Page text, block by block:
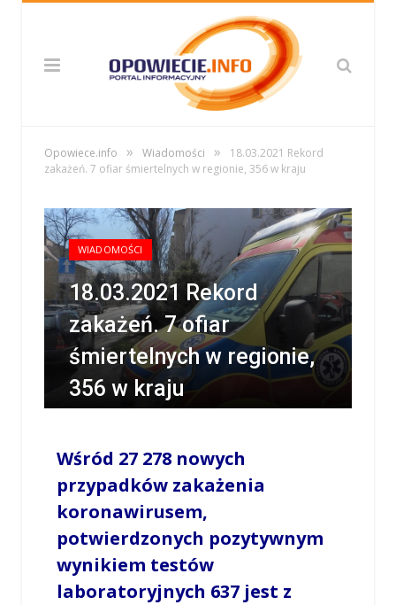
Opowiece.info » Wiadomości »
18.03.2021 Rekord
zakażeń. 7 ofiar śmiertelnych w regionie, 356 w kraju
WIADOMOŚCI
18.03.2021 Rekord
zakażeń. 7 ofiar
śmiertelnych w regionie,
356 w kraju
Wśród 27 278 nowych
przypadków zakażenia
koronawirusem,
potwierdzonych pozytywnym
wynikiem testów
laboratoryjnych 637 jest z